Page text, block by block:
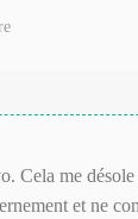
Cela me désole
et ne